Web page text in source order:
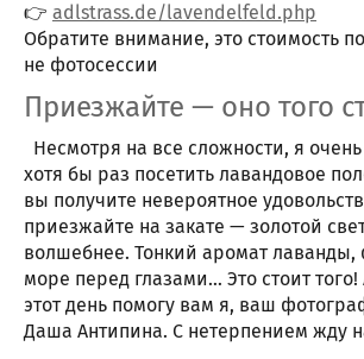
👉 adlstrass.de/lavendelfeld.php
Обратите внимание, это стоимость
не фотосессии
Приезжайте — оно того
Несмотря на все сложности, я
хотя бы раз посетить лавандовое
вы получите невероятное
приезжайте на закате — золотой
волшебнее. Тонкий аромат лаванды,
море перед глазами… Это стоит того!
этот день помогу вам я, ваш
Даша Антипина. С нетерпением жду